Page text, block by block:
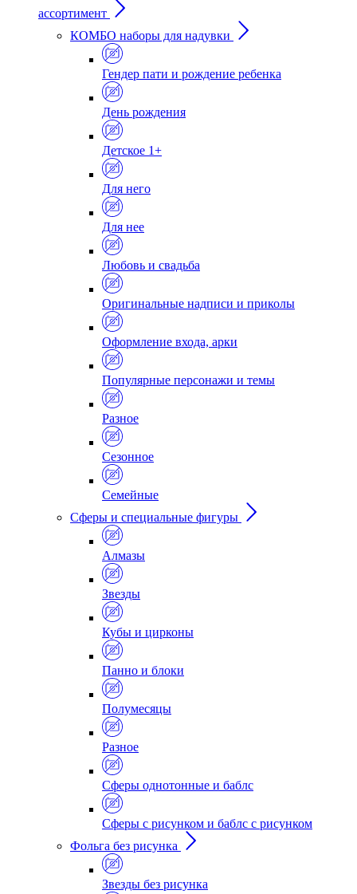
ассортимент
КОМБО наборы для надувки
Гендер пати и рождение ребенка
День рождения
Детское 1+
Для него
Для нее
Любовь и свадьба
Оригинальные надписи и приколы
Оформление входа, арки
Популярные персонажи и темы
Разное
Сезонное
Семейные
Сферы и специальные фигуры
Алмазы
Звезды
Кубы и цирконы
Панно и блоки
Полумесяцы
Разное
Сферы однотонные и баблс
Сферы с рисунком и баблс с рисунком
Фольга без рисунка
Звезды без рисунка